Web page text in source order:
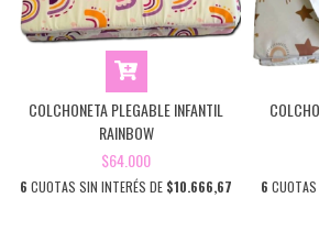
COLCHONETA PLEGABLE INFANTIL
RAINBOW
$64.000
6 CUOTAS SIN INTERÉS DE $10.666,67 6